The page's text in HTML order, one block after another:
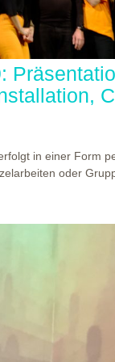
in einer Form
oder
erleben. Die
uns über